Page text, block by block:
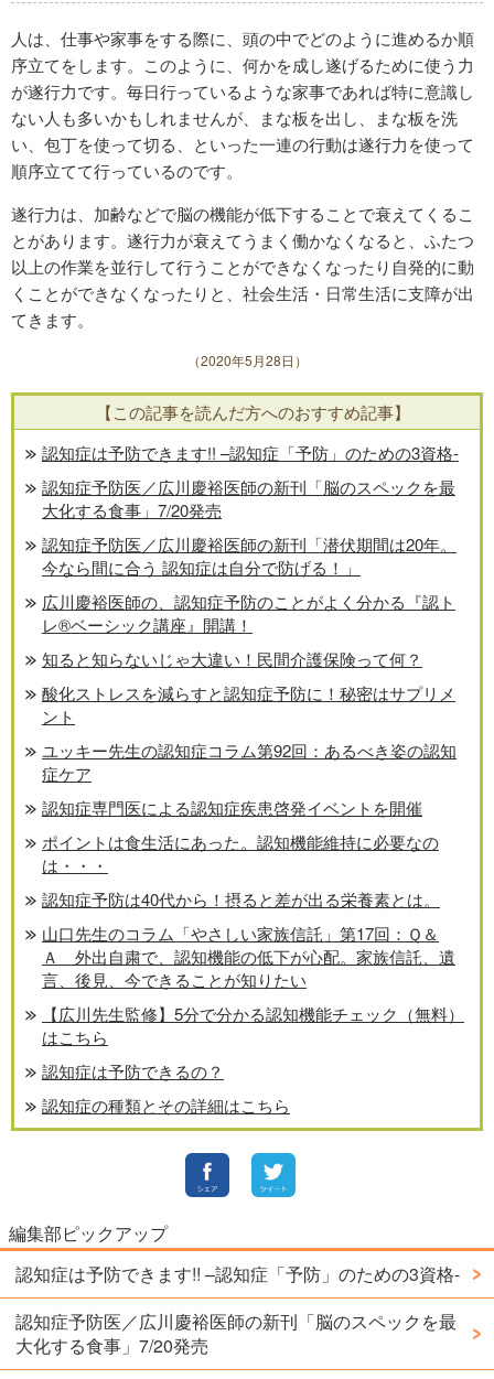
人は、仕事や家事をする際に、頭の中でどのように進めるか順
序立てをします。このように、何かを成し遂げるために使う力
が遂行力です。毎日行っているような家事であれば特に意識し
ない人も多いかもしれませんが、まな板を出し、まな板を洗
い、包丁を使って切る、といった一連の行動は遂行力を使って
順序立てて行っているのです。
遂行力は、加齢などで脳の機能が低下することで衰えてくるこ
とがあります。遂行力が衰えてうまく働かなくなると、ふたつ
以上の作業を並行して行うことができなくなったり自発的に動
くことができなくなったりと、社会生活・日常生活に支障が出
てきます。
（2020年5月28日）
【この記事を読んだ方へのおすすめ記事】
認知症は予防できます!! –認知症「予防」のための3資格-
認知症予防医／広川慶裕医師の新刊「脳のスペックを最
大化する食事」7/20発売
認知症予防医／広川慶裕医師の新刊「潜伏期間は20年。
今なら間に合う 認知症は自分で防げる！」
広川慶裕医師の、認知症予防のことがよく分かる『認ト
レ®️ベーシック講座』開講！
知ると知らないじゃ大違い！民間介護保険って何？
酸化ストレスを減らすと認知症予防に！秘密はサプリメ
ント
ユッキー先生の認知症コラム第92回：あるべき姿の認知
症ケア
認知症専門医による認知症疾患啓発イベントを開催
ポイントは食生活にあった。認知機能維持に必要なの
は・・・
認知症予防は40代から！摂ると差が出る栄養素とは。
山口先生のコラム「やさしい家族信託」第17回：Ｑ＆
Ａ 外出自粛で、認知機能の低下が心配。家族信託、遺
言、後見、今できることが知りたい
【広川先生監修】5分で分かる認知機能チェック（無料）
はこちら
認知症は予防できるの？
認知症の種類とその詳細はこちら
編集部ピックアップ
認知症は予防できます!! –認知症「予防」のための3資格-
認知症予防医／広川慶裕医師の新刊「脳のスペックを最
大化する食事」7/20発売